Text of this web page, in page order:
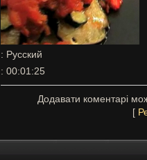
: Русский
: 00:01:25
Додавати коментарі
[